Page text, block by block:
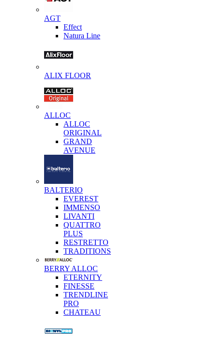
AGT
Effect
Natura Line
ALIX FLOOR
ALLOC
ALLOC
ORIGINAL
GRAND
AVENUE
BALTERIO
EVEREST
IMMENSO
LIVANTI
QUATTRO
PLUS
RESTRETTO
TRADITIONS
BERRY ALLOC
ETERNITY
FINESSE
TRENDLINE
PRO
CHATEAU